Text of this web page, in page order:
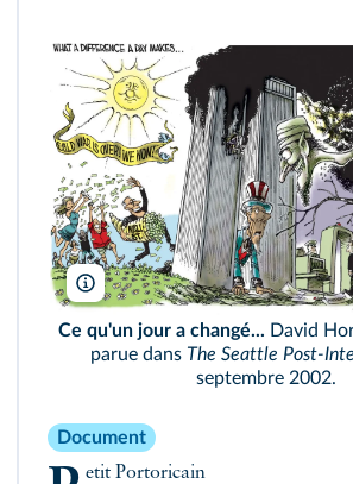
Kaiketsu /Wikimedia
Ce qu'un jour a changé... David
parue dans The Seattle Post-
septembre 2002.
Document
Petit Portoricain